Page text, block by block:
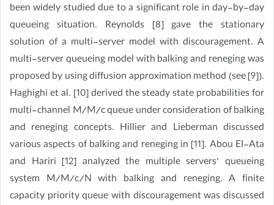
been widely studied due to a significant role in day-by-day
queueing situation. Reynolds [8] gave the stationary
solution of a multi-server model with discouragement. A
multi-server queueing model with balking and reneging was
proposed by using diffusion approximation method (see [9]).
Haghighi et al. [10] derived the steady state probabilities for
multi-channel M/M/c queue under consideration of balking
and reneging concepts. Hillier and Lieberman discussed
various aspects of balking and reneging in [11]. Abou EI-Ata
and Hariri [12] analyzed the multiple servers’ queueing
system M/M/c/N with balking and reneging. A finite
capacity priority queue with discouragement was discussed